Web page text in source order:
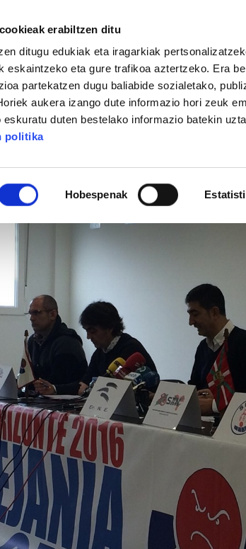
erabiltzen ditu
ditugu edukiak eta iragarkiak
eskaintzeko eta gure trafikoa aztertzeko. Era
partekatzen dugu baliabide sozialetako,
aukera izango dute informazio hori zeuk
eskuratu duten bestelako informazio batekin
politika
Hobespenak
ARANGIZ FUNDAZIOA BIDELAGUN
larria